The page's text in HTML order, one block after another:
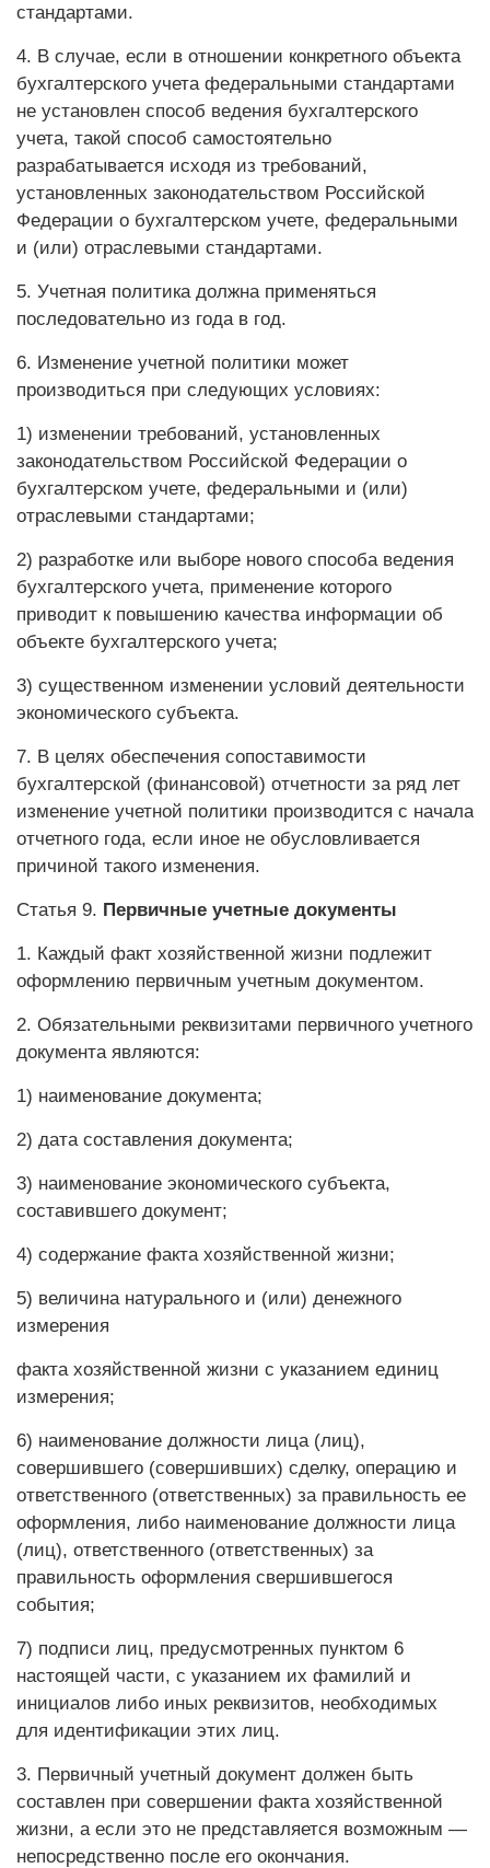
стандартами.
4. В случае, если в отношении конкретного объекта
бухгалтерского учета федеральными стандартами
не установлен способ ведения бухгалтерского
учета, такой способ самостоятельно
разрабатывается исходя из требований,
установленных законодательством Российской
Федерации о бухгалтерском учете, федеральными
и (или) отраслевыми стандартами.
5. Учетная политика должна применяться
последовательно из года в год.
6. Изменение учетной политики может
производиться при следующих условиях:
1) изменении требований, установленных
законодательством Российской Федерации о
бухгалтерском учете, федеральными и (или)
отраслевыми стандартами;
2) разработке или выборе нового способа ведения
бухгалтерского учета, применение которого
приводит к повышению качества информации об
объекте бухгалтерского учета;
3) существенном изменении условий деятельности
экономического субъекта.
7. В целях обеспечения сопоставимости
бухгалтерской (финансовой) отчетности за ряд лет
изменение учетной политики производится с начала
отчетного года, если иное не обусловливается
причиной такого изменения.
Статья 9. Первичные учетные документы
1. Каждый факт хозяйственной жизни подлежит
оформлению первичным учетным документом.
2. Обязательными реквизитами первичного учетного
документа являются:
1) наименование документа;
2) дата составления документа;
3) наименование экономического субъекта,
составившего документ;
4) содержание факта хозяйственной жизни;
5) величина натурального и (или) денежного
измерения
факта хозяйственной жизни с указанием единиц
измерения;
6) наименование должности лица (лиц),
совершившего (совершивших) сделку, операцию и
ответственного (ответственных) за правильность ее
оформления, либо наименование должности лица
(лиц), ответственного (ответственных) за
правильность оформления свершившегося
события;
7) подписи лиц, предусмотренных пунктом 6
настоящей части, с указанием их фамилий и
инициалов либо иных реквизитов, необходимых
для идентификации этих лиц.
3. Первичный учетный документ должен быть
составлен при совершении факта хозяйственной
жизни, а если это не представляется возможным —
непосредственно после его окончания.